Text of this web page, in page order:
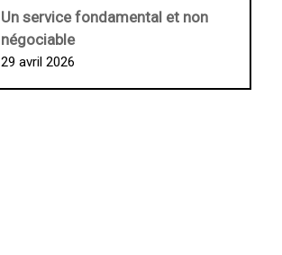
Un service fondamental et non
négociable
29 avril 2026